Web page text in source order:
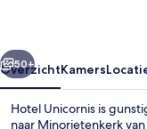
Volgende
50+
OverzichtKamers
Hotel Unicornis is
naar Minorietenkerk